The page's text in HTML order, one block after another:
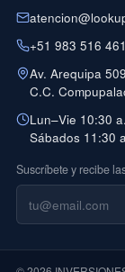
+51 983 516 461
Av. Arequipa
C.C.
Lun–Vie 10:30
Sábados 11:30
Suscríbete y recibe